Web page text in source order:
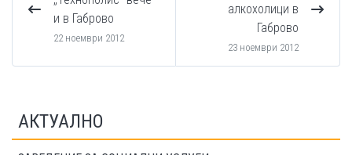
и в Габрово
22 ноември 2012
алкохолици в
Габрово
23 ноември 2012
АКТУАЛНО